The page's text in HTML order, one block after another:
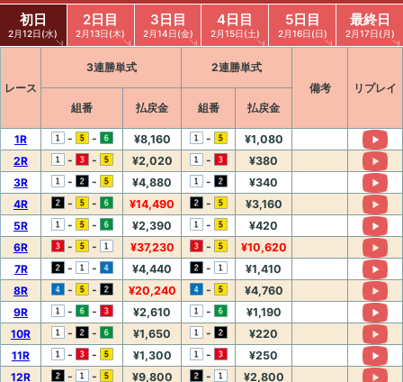
初日
2月12日(水)
2日目
2月13日(木)
3日目
2月14日(金)
4日目
2月15日(土)
5日目
2月16日(日)
最終日
2月17日(月)
レース
3連勝単式
2連勝単式
備考
リプレイ
組番
払戻金 組番 払戻金
1R - - ¥8,160 -
¥1,080
2R
- - ¥2,020 -
¥380
3R
- - ¥4,880 -
¥340
4R
- - ¥14,490 -
¥3,160
5R
- - ¥2,390 -
¥420
6R
- - ¥37,230 -
¥10,620
7R
- - ¥4,440 -
¥1,410
8R
- - ¥20,240 -
¥4,760
9R
- - ¥2,610 -
¥1,190
10R
- - ¥1,650 -
¥220
11R
- - ¥1,300 -
¥250
12R
- - ¥9,800 - ¥2,800